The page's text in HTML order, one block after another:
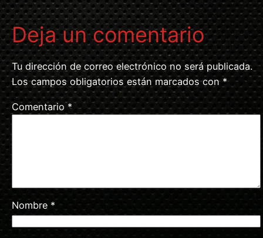
Deja un comentario
Tu dirección de correo electrónico no será publicada.
Los campos obligatorios están marcados con *
Comentario*
Nombre *